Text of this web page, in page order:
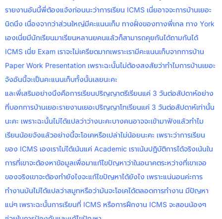
รายงานอันนี้พี่ต้องแจ้งก่อนนะว่าการเรียน ICMS เนี่ยอาจจะการบ้านเยอะ
นิดนึง เนื่องจากว่าส่วนใหญ่มีคะแนนเก็บ ทางฝั่งของทางพี่เกล ทาง York
เองเนี่ยมีนักเรียนมาเรียนหลานยคนแล้วก็สามารถคุยกันได้ถามกันได้
ICMS เนี่ย Exam เราจะไม่เครียดมากเพราะเรามีคะแนนเก็บจากการบ้าน
Paper Work Presentation เพราะฉะนั้นไม่ต้องสงสัยว่าทำไมการบ้านเยอะ
จังอันนี้จะเป็นคะแนนเก็บทั้งนั้นเลยนะคะ
และพี่เสริมอย่างนึงคือการเรียนปริญญาตรีเรียนแค่ 3 วันต่อสัปดาห์อย่าง
ที่บอกการบ้านเยอะรายงานเยอะปริญญาโทเรียนแค่ 3 วันต่อสัปดาห์เท่านั้น
นะคะ เพราะฉะนั้นไม่ได้แปลว่าว่างนะคะบางคนอาจจะเข้ามาฟังแล้วทำไม
เรียนน้อยจังแล้วอย่างนี้จะโอเคหรือเปล่าไม่น้อยนะคะ เพราะว่าการเรียน
ของ ICMS เองเราไม่ได้เน้นแค่ Academic เราเน้นปฏิบัติการได้จริงเน้นใน
การที่เขาจะต้องหาข้อมูลเพื่อมาแก้ไขปัญหาว่าในอนาคตระหว่างที่เขาเจอ
ของจริงเขาจะต้องทำยังไงจะแก้ไขปัญหาได้ยังไง เพราะแน่นอนค่ะการ
ทำงานมันไม่ได้แปลว่าสมูทหรือว่ามันจะโอเคได้ตลอดการทำงาน มีปัญหา
แน่ๆ เพราะฉะนั้นการเรียนที่ ICMS หรือการฝึกงาน ICMS จะสอนน้องๆ